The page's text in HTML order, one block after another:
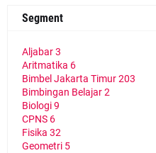
Segment
Aljabar3
Aritmatika 6
Bimbel Jakarta Timur203
Bimbingan Belajar2
Biologi9
CPNS 6
Fisika 32
Geometri 5